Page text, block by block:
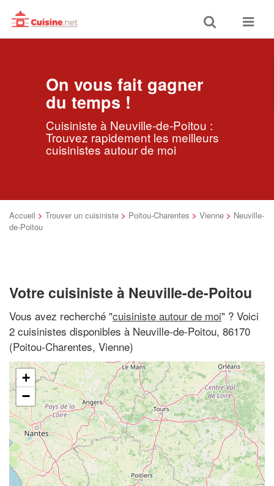
Toggle
search
Toggle
On vous fait gagner
du temps !
Cuisiniste à Neuville-de-Poitou :
Trouvez rapidement les meilleurs
cuisinistes autour de moi
Accueil > Trouver un cuisiniste > Poitou-Charentes > Vienne > Neuville-
de-Poitou
Votre cuisiniste à Neuville-de-Poitou
Vous avez recherché "cuisiniste autour de moi" ? Voici
2 cuisinistes disponibles à Neuville-de-Poitou, 86170
(Poitou-Charentes, Vienne)
+
−